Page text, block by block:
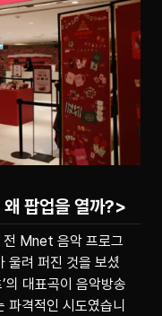
팝업을 열까?>
전 Mnet 음악 프로그
울려 퍼진 것을 보셨
의 대표곡이 음악방송
파격적인 시도였습니